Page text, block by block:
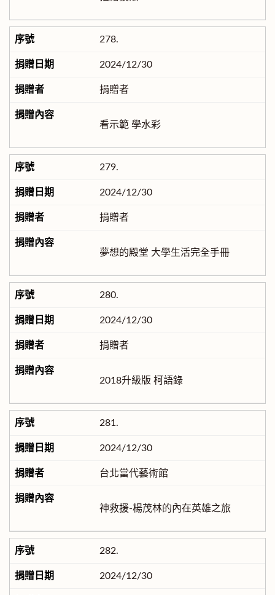
278.
2024/12/30
捐贈者
看示範 學水彩
279.
2024/12/30
捐贈者
夢想的殿堂 大學生活完全手冊
280.
2024/12/30
捐贈者
2018升級版 柯語錄
281.
2024/12/30
台北當代藝術館
神救援-楊茂林的內在英雄之旅
282.
2024/12/30